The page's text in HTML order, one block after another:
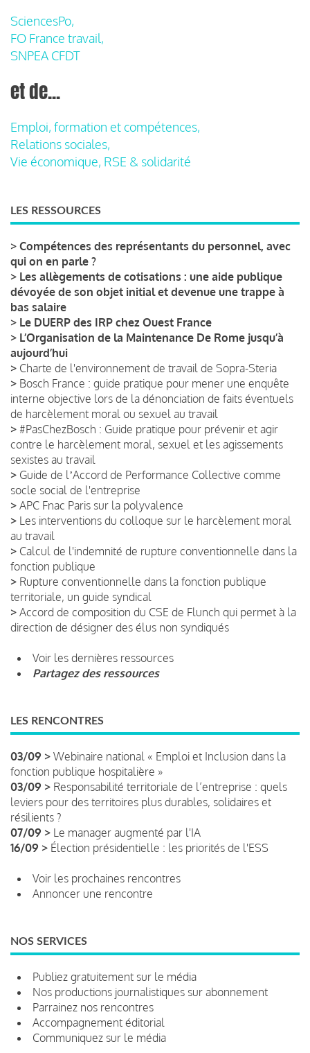
SciencesPo,
FO France travail,
SNPEA CFDT
et de...
Emploi, formation et compétences,
Relations sociales,
Vie économique, RSE & solidarité
LES RESSOURCES
> Compétences des représentants du personnel, avec
qui on en parle ?
> Les allègements de cotisations : une aide publique
dévoyée de son objet initial et devenue une trappe à
bas salaire
> Le DUERP des IRP chez Ouest France
> L’Organisation de la Maintenance De Rome jusqu’à
aujourd’hui
> Charte de l'environnement de travail de Sopra-Steria
> Bosch France : guide pratique pour mener une enquête
interne objective lors de la dénonciation de faits éventuels
de harcèlement moral ou sexuel au travail
> #PasChezBosch : Guide pratique pour prévenir et agir
contre le harcèlement moral, sexuel et les agissements
sexistes au travail
> Guide de lʼAccord de Performance Collective comme
socle social de l'entreprise
> APC Fnac Paris sur la polyvalence
> Les interventions du colloque sur le harcèlement moral
au travail
> Calcul de l'indemnité de rupture conventionnelle dans la
fonction publique
> Rupture conventionnelle dans la fonction publique
territoriale, un guide syndical
> Accord de composition du CSE de Flunch qui permet à la
direction de désigner des élus non syndiqués
Voir les dernières ressources
Partagez des ressources
LES RENCONTRES
03/09 > Webinaire national « Emploi et Inclusion dans la
fonction publique hospitalière »
03/09 > Responsabilité territoriale de l’entreprise : quels
leviers pour des territoires plus durables, solidaires et
résilients ?
07/09 > Le manager augmenté par l'IA
16/09 > Élection présidentielle : les priorités de l'ESS
Voir les prochaines rencontres
Annoncer une rencontre
NOS SERVICES
Publiez gratuitement sur le média
Nos productions journalistiques sur abonnement
Parrainez nos rencontres
Accompagnement éditorial
Communiquez sur le média